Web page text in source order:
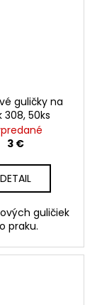
guličky na
308, 50ks
3 €
DETAIL
guličiek
praku.